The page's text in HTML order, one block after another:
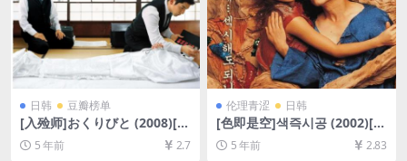
日韩 豆瓣榜单
[入殓师]おくりびと (2008)[百
度网盘+迅雷云盘资源1080P
超清未删减][MP4/8.5GB][日
5 年前 2.7
伦理青涩 日韩
[色即是空]색즉시공 (2002)[百
度网盘+夸克网盘+迅雷云盘资
源1080P超清][MP4/5.7GB]
5 年前 2.83